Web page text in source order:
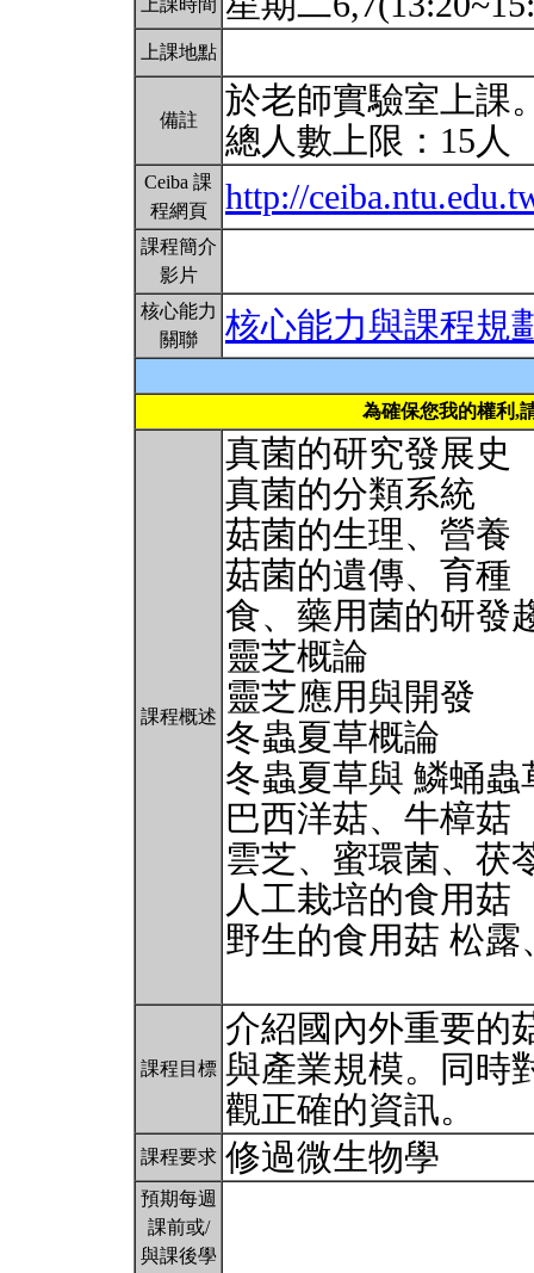
上課時間
上課地點
備註
於老師實驗室上課
總人數上限：15人
Ceiba 課
程網頁
http://
課程簡介
影片
核心能力
關聯
核心能力與課程規
為確保您我的權利,
課程概述
真菌的研究發展史
真菌的分類系統
菇菌的生理、營養
菇菌的遺傳、育種
食、藥用菌的研發
靈芝概論
靈芝應用與開發
冬蟲夏草概論
冬蟲夏草與 鱗蛹
巴西洋菇、牛樟菇
雲芝、蜜環菌、茯
人工栽培的食用菇
野生的食用菇 松
課程目標
介紹國內外重要的
與產業規模。同時
觀正確的資訊。
課程要求 修過微生物學
預期每週
課前或/
與課後學